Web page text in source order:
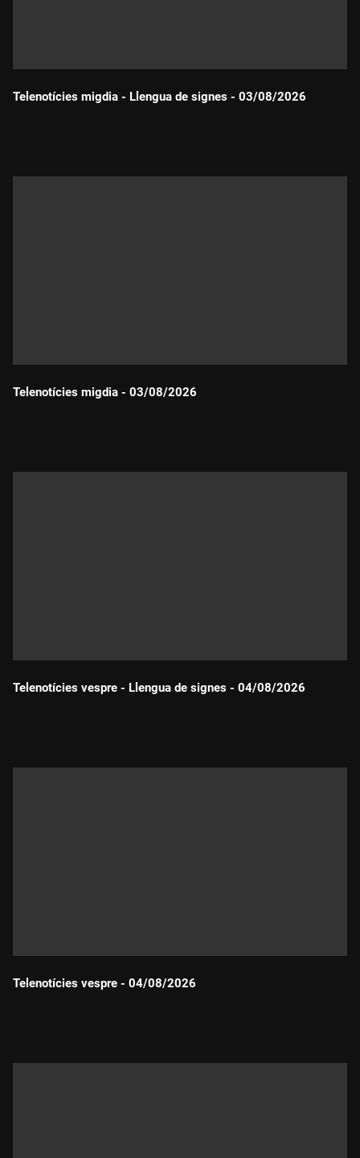
Telenotícies migdia - Llengua de signes - 03/08/2026
Telenotícies migdia - 03/08/2026
Telenotícies vespre - Llengua de signes - 04/08/2026
Telenotícies vespre - 04/08/2026